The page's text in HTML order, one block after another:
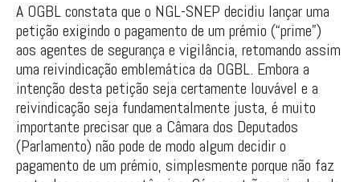
A OGBL constata que o NGL-SNEP decidiu lançar uma
petição exigindo o pagamento de um prémio (“prime”)
aos agentes de segurança e vigilância, retomando assim
uma reivindicação emblemática da OGBL. Embora a
intenção desta petição seja certamente louvável e a
reivindicação seja fundamentalmente justa, é muito
importante precisar que a Câmara dos Deputados
(Parlamento) não pode de modo algum decidir o
pagamento de um prémio, simplesmente porque não faz